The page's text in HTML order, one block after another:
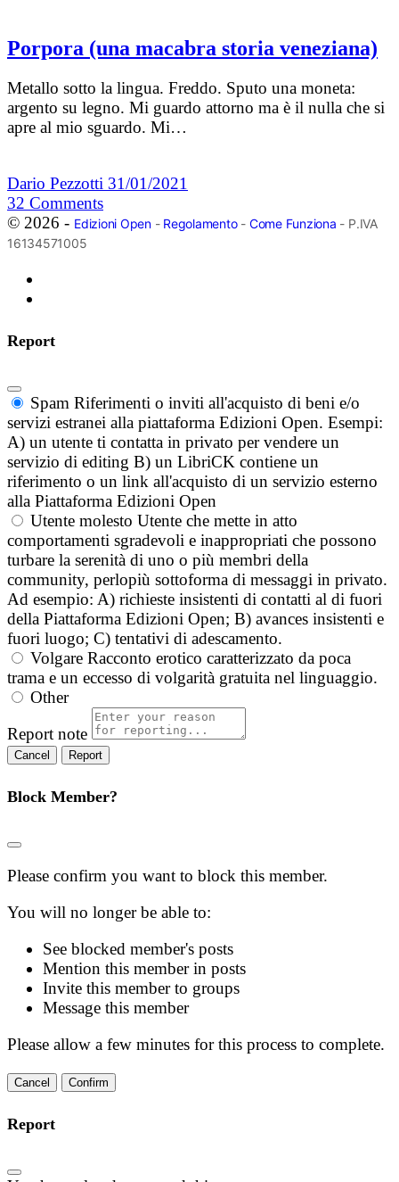
Porpora (una macabra storia veneziana)
Metallo sotto la lingua. Freddo. Sputo una moneta:
argento su legno. Mi guardo attorno ma è il nulla che si
apre al mio sguardo. Mi…
Dario Pezzotti 31/01/2021
32 Comments
© 2026 - Edizioni Open- Regolamento- Come Funziona - P.IVA
16134571005
Report
Spam Riferimenti o inviti all'acquisto di beni e/o
servizi estranei alla piattaforma Edizioni Open. Esempi:
A) un utente ti contatta in privato per vendere un
servizio di editing B) un LibriCK contiene un
riferimento o un link all'acquisto di un servizio esterno
alla Piattaforma Edizioni Open
Utente molesto Utente che mette in atto
comportamenti sgradevoli e inappropriati che possono
turbare la serenità di uno o più membri della
community, perlopiù sottoforma di messaggi in privato.
Ad esempio: A) richieste insistenti di contatti al di fuori
della Piattaforma Edizioni Open; B) avances insistenti e
fuori luogo; C) tentativi di adescamento.
Volgare Racconto erotico caratterizzato da poca
trama e un eccesso di volgarità gratuita nel linguaggio.
Other
Report note
Report
Block Member?
Please confirm you want to block this member.
You will no longer be able to:
See blocked member's posts
Mention this member in posts
Invite this member to groups
Message this member
Please allow a few minutes for this process to complete.
Confirm
Report